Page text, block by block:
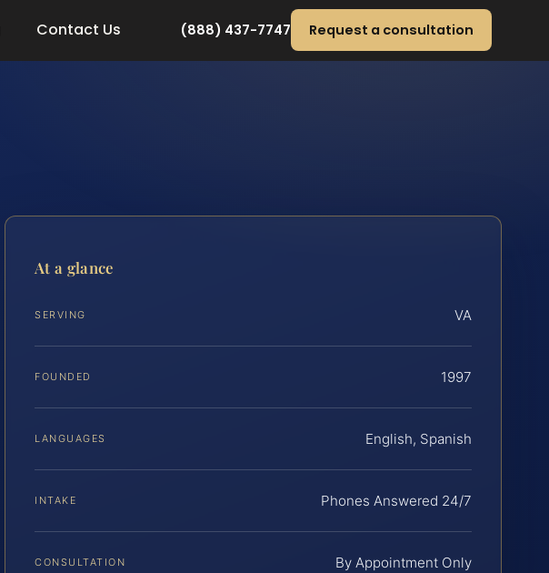
Contact Us (888) 437-7747 Request a consultation
At a glance
SERVING VA
FOUNDED 1997
LANGUAGES English, Spanish
INTAKE Phones Answered 24/7
CONSULTATION By Appointment Only